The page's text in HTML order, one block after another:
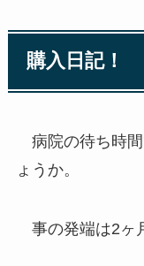
購入日記！
病院の待ち時間
ょうか。
事の発端は2ヶ